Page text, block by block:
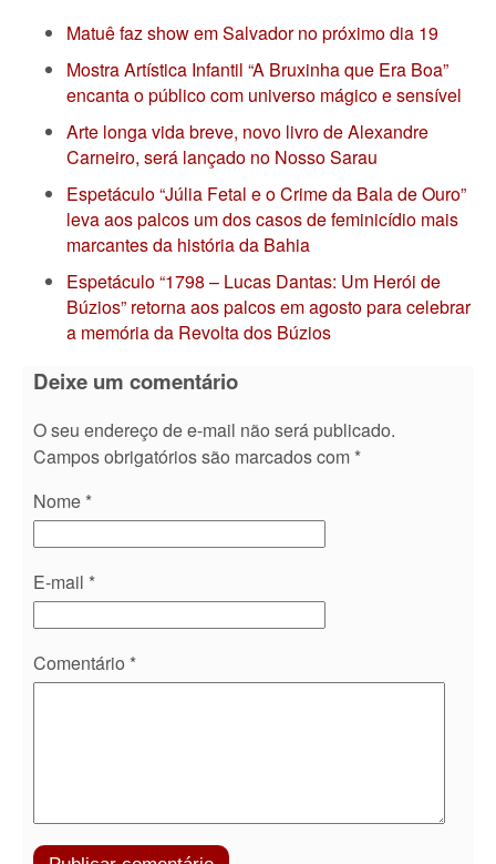
Matuê faz show em Salvador no próximo dia 19
Mostra Artística Infantil “A Bruxinha que Era Boa”
encanta o público com universo mágico e sensível
Arte longa vida breve, novo livro de Alexandre
Carneiro, será lançado no Nosso Sarau
Espetáculo “Júlia Fetal e o Crime da Bala de Ouro”
leva aos palcos um dos casos de feminicídio mais
marcantes da história da Bahia
Espetáculo “1798 – Lucas Dantas: Um Herói de
Búzios” retorna aos palcos em agosto para celebrar
a memória da Revolta dos Búzios
Deixe um comentário
O seu endereço de e-mail não será publicado.
Campos obrigatórios são marcados com *
Nome *
E-mail *
Comentário *